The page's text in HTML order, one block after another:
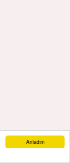
Anladım